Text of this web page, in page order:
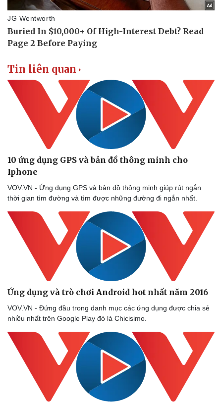
Thể thao
Bóng đá
Lịch thi đấu bóng đá
Thế giới thể thao
eSports
Hậu trường
Ô tô - Xe máy
Ô tô
Xe máy
Tư vấn
Tin liên quan
10 ứng dụng GPS và bản đồ thông minh cho
Iphone
VOV.VN - Ứng dụng GPS và bản đồ thông minh giúp rút ngắn
thời gian tìm đường và tìm được những đường đi ngắn nhất.
Ứng dụng và trò chơi Android hot nhất năm 2016
VOV.VN - Đứng đầu trong danh mục các ứng dụng được chia sẻ
nhiều nhất trên Google Play đó là Chicisimo.